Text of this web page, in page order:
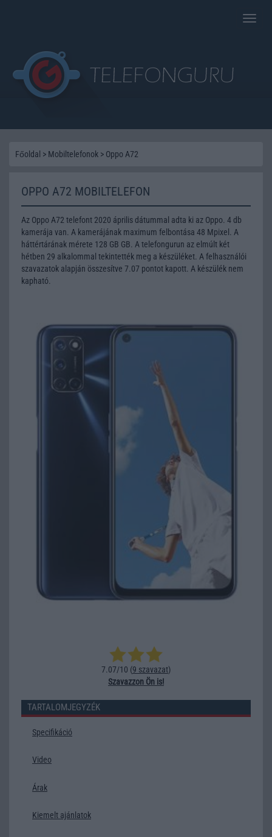
Toggle
Főoldal > Mobiltelefonok > Oppo A72
OPPO A72 MOBILTELEFON
Az Oppo A72 telefont 2020 április dátummal adta ki az Oppo. 4 db
kamerája van. A kamerájának maximum felbontása 48 Mpixel. A
háttértárának mérete 128 GB GB. A telefongurun az elmúlt két
hétben 29 alkalommal tekintették meg a készüléket. A felhasználói
szavazatok alapján összesítve 7.07 pontot kapott. A készülék nem
kapható.
7.07/10 (9 szavazat)
Szavazzon Ön is!
TARTALOMJEGYZÉK
Specifikáció
Video
Árak
Kiemelt ajánlatok